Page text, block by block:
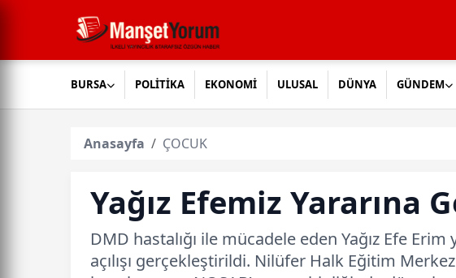
BURSA POLİTİKA EKONOMİ ULUSAL DÜNYA GÜNDEM
Anasayfa ÇOCUK
Yağız Efemiz Yararına
DMD hastalığı ile mücadele eden Yağız Efe
açılışı gerçekleştirildi. Nilüfer Halk Eğitim